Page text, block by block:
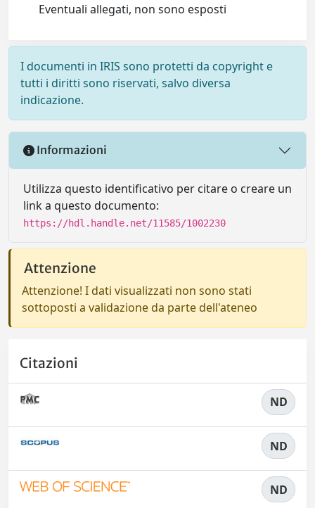
Eventuali allegati, non sono esposti
I documenti in IRIS sono protetti da copyright e
tutti i diritti sono riservati, salvo diversa
indicazione.
Informazioni
Utilizza questo identificativo per citare o creare un
link a questo documento:
https://hdl.handle.net/11585/1002230
Attenzione
Attenzione! I dati visualizzati non sono stati
sottoposti a validazione da parte dell'ateneo
Citazioni
ND
ND
ND